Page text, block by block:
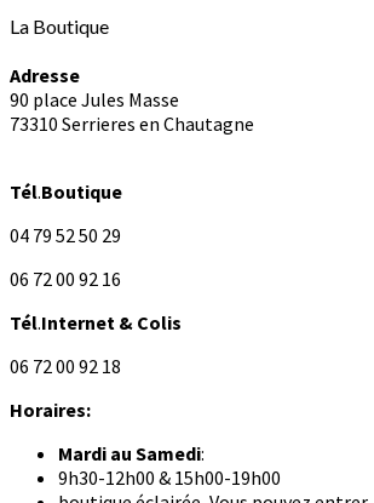
La Boutique
Adresse
90 place Jules Masse
73310 Serrieres en Chautagne
Tél.Boutique
04 79 52 50 29
06 72 00 92 16
Tél.Internet & Colis
06 72 00 92 18
Horaires:
Mardi au Samedi:
9h30-12h00 & 15h00-19h00